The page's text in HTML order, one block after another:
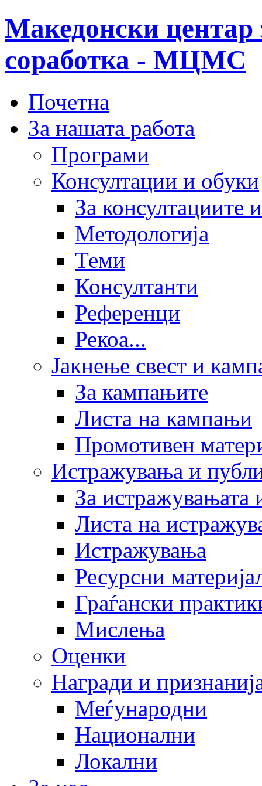
Македонски центар
соработка - МЦМС
Почетна
За нашата работа
Програми
Консултации и обуки
За консултациите
Методологија
Теми
Консултанти
Референци
Рекоа...
Јакнење свест и
За кампањите
Листа на кампањи
Промотивен
Истражувања и
За истражувањата
Листа на
Истражувања
Ресурсни
Граѓански
Мислења
Оценки
Награди и
Меѓународни
Национални
Локални